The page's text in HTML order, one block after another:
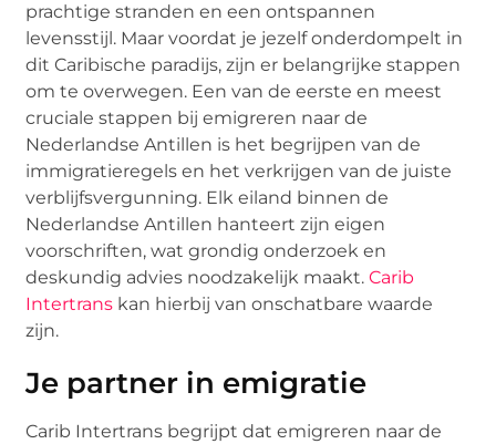
prachtige stranden en een ontspannen
levensstijl. Maar voordat je jezelf onderdompelt in
dit Caribische paradijs, zijn er belangrijke stappen
om te overwegen. Een van de eerste en meest
cruciale stappen bij emigreren naar de
Nederlandse Antillen is het begrijpen van de
immigratieregels en het verkrijgen van de juiste
verblijfsvergunning. Elk eiland binnen de
Nederlandse Antillen hanteert zijn eigen
voorschriften, wat grondig onderzoek en
deskundig advies noodzakelijk maakt.Carib
Intertrans kan hierbij van onschatbare waarde
zijn.
Je partner in emigratie
Carib Intertrans begrijpt dat emigreren naar de